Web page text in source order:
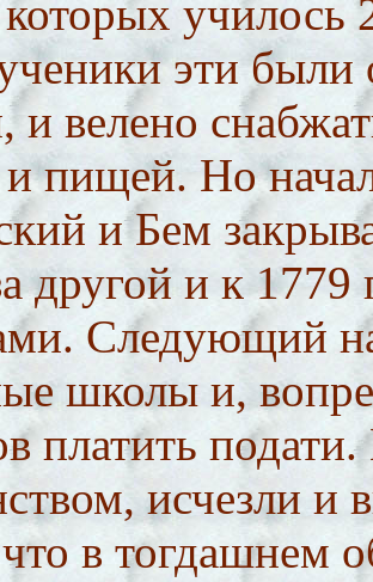
училось
эти
и велено
пищей. Но
и Бем
другой и к 1779
Следующий
школы и,
платить
исчезли и
в тогдашнем